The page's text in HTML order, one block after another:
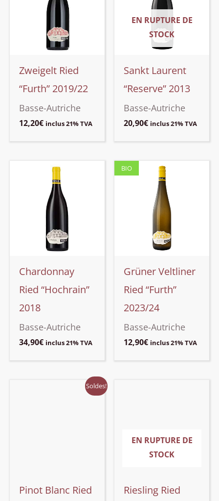
Zweigelt Ried
“Furth” 2019/22
Basse-Autriche
12,20€ inclus 21% TVA
EN RUPTURE DE
STOCK
Sankt Laurent
“Reserve” 2013
Basse-Autriche
20,90€ inclus 21% TVA
Chardonnay
Ried “Hochrain”
2018
Basse-Autriche
34,90€ inclus 21% TVA
BIO
Grüner Veltliner
Ried “Furth”
2023/24
Basse-Autriche
12,90€ inclus 21% TVA
Soldes!
Pinot Blanc Ried
EN RUPTURE DE
STOCK
Riesling Ried